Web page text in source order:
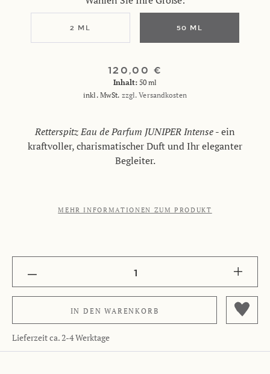
2 ML 50 ML
120,00 €
Inhalt: 50 ml
inkl. MwSt. zzgl. Versandkosten
Retterspitz Eau de Parfum JUNIPER Intense- ein
kraftvoller, charismatischer Duft und Ihr eleganter
Begleiter.
MEHR INFORMATIONEN ZUM PRODUKT
1
IN DEN WARENKORB
Lieferzeit ca. 2-4 Werktage